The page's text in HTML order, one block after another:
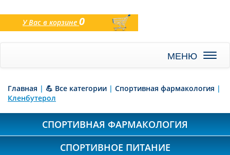
У Вас в корзине0
товаров
Главная | 💪 Все категории | Спортивная фармакология |
Кленбутерол
СПОРТИВНАЯ ФАРМАКОЛОГИЯ
СПОРТИВНОЕ ПИТАНИЕ